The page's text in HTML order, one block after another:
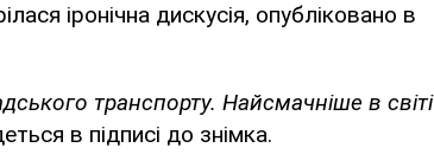
іронічна дискусія, опубліковано в
транспорту. Найсмачніше в світі
в підписі до знімка.